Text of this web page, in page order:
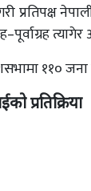
प्रतिपक्ष
११०
प्रतिक्रिया